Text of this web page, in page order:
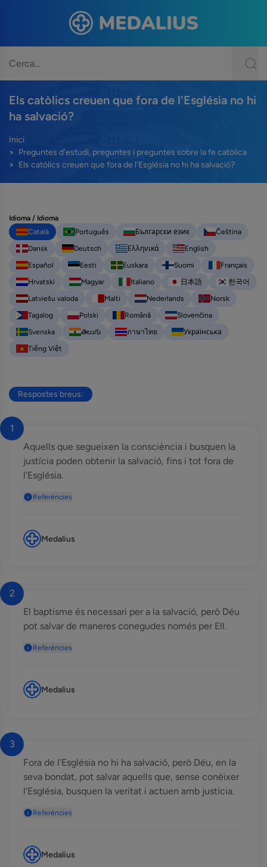
Els catòlics creuen que fora de l'Església no hi
ha salvació?
Inici
Preguntes d'estudi, preguntes i preguntes sobre la fe catòlica
Els catòlics creuen que fora de l'Església no hi ha salvació?
Idioma / Idioma
Català
Português Български език
Čeština
Dansk
Deutsch Ελληνικά
English
Español
Eesti Euskara Suomi
Français
Hrvatski
Magyar Italiano 日本語
한국어
Latviešu valoda
Malti Nederlands
Norsk
Tagalog
Polski Română
Slovenčina
Svenska
తెలుగు ภาษาไทย
Українська
Tiếng Việt
Respostes breus:
1
Aquells que segueixen la consciència i busquen la
justícia poden obtenir la salvació, fins i tot fora de
l'Església.
Referències
Medalius
2
El baptisme és necessari per a la salvació, però Déu
pot salvar de maneres conegudes només per Ell.
Referències
Medalius
3
Fora de l'Església no hi ha salvació, però Déu, en la
seva bondat, pot salvar aquells que, sense conèixer
l'Església, busquen la veritat i actuen amb justícia.
Referències
Medalius